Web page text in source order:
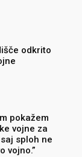
odkrito
pokažem
vojne za
sploh ne
vojno.”